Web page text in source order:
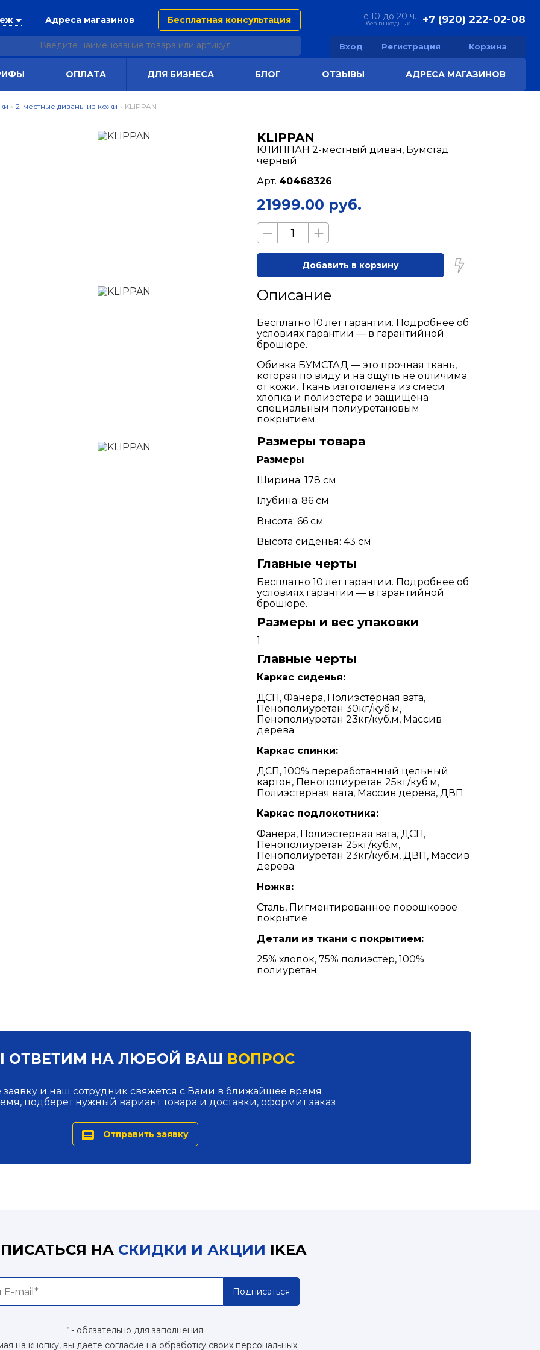
Адреса магазинов Бесплатная консультация с 10 до 20 ч.
без выходных +7 (920) 222-02-08
Вход Регистрация Корзина
ОПЛАТА ДЛЯ БИЗНЕСА БЛОГ ОТЗЫВЫ АДРЕСА МАГАЗИНОВ
› 2-местные диваны из кожи › KLIPPAN
KLIPPAN
КЛИППАН 2-местный диван, Бумстад
черный
Арт. 40468326
21999.00 руб.
Добавить в корзину
Описание
Бесплатно 10 лет гарантии. Подробнее об
условиях гарантии — в гарантийной
брошюре.
Обивка БУМСТАД — это прочная ткань,
которая по виду и на ощупь не отличима
от кожи. Ткань изготовлена из смеси
хлопка и полиэстера и защищена
специальным полиуретановым
покрытием.
Размеры товара
Размеры
Ширина: 178 см
Глубина: 86 см
Высота: 66 см
Высота сиденья: 43 см
Главные черты
Бесплатно 10 лет гарантии. Подробнее об
условиях гарантии — в гарантийной
брошюре.
Размеры и вес упаковки
1
Главные черты
Каркас сиденья:
ДСП, Фанера, Полиэстерная вата,
Пенополиуретан 30кг/куб.м,
Пенополиуретан 23кг/куб.м, Массив
дерева
Каркас спинки:
ДСП, 100% переработанный цельный
картон, Пенополиуретан 25кг/куб.м,
Полиэстерная вата, Массив дерева, ДВП
Каркас подлокотника:
Фанера, Полиэстерная вата, ДСП,
Пенополиуретан 25кг/куб.м,
Пенополиуретан 23кг/куб.м, ДВП, Массив
дерева
Ножка:
Сталь, Пигментированное порошковое
покрытие
Детали из ткани с покрытием:
25% хлопок, 75% полиэстер, 100%
полиуретан
ОТВЕТИМ НА ЛЮБОЙ ВАШ ВОПРОС
заявку и наш сотрудник свяжется с Вами в ближайшее время
подберет нужный вариант товара и доставки, оформит заказ
Отправить заявку
НА СКИДКИ И АКЦИИ IKEA
Подписаться
* - обязательно для заполнения
на кнопку, вы даете согласие на обработку своих персональных